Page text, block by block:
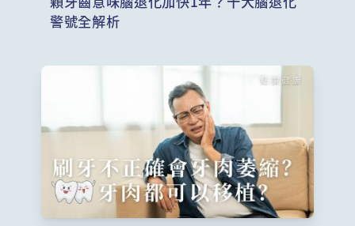
警號全解析